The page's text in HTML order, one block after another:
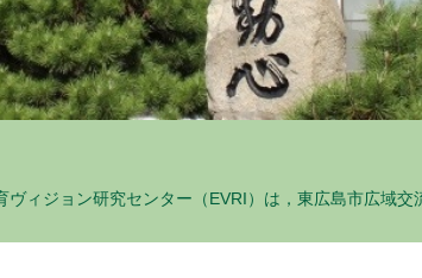
ヴィジョン研究センター（EVRI）は，東広島市広域